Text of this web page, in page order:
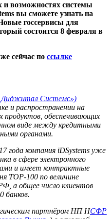
и возможностях системы
вы сможете узнать на
госсервисы для
состоится 8 февраля в
сейчас по ссылке
Диджитал Системс»)
и распространении на
продуктов, обеспечивающих
виде между кредитными
органами.
года компания iDSystems уже
в сфере электронного
и имеет контрактные
TOP-100 по величине
а общее число клиентов
банков.
партнёром НП НСФР